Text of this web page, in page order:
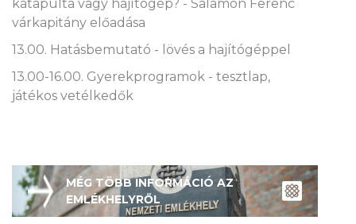
katapulta vagy hajítógép? - Salamon Ferenc
várkapitány előadása
13.00. Hatásbemutató - lövés a hajítógéppel
13.00-16.00. Gyerekprogramok - tesztlap,
játékos vetélkedők
MÉG TÖBB INFORMÁCIÓ AZ
EMLÉKHELYRŐL